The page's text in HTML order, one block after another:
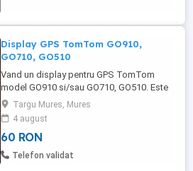
Display GPS TomTom GO910,
GO710, GO510
Vand un display pentru GPS TomTom
model GO910 si/sau GO710, GO510. Este
functional, nu are probleme de pixeli. Se
vinde deoarece s-a stricat placa de baza a
GPS-ului (model GO910), dar ecranul este
functional dupa cum puteti vedea in poza.
Veti primi exact ce se vede in poza.
Targu Mures, Mures
4 august
60 RON
Telefon validat